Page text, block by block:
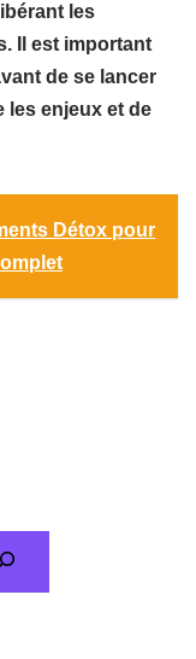
les
Il est important
de se lancer
les enjeux et de
Détox pour